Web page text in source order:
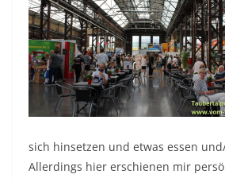
sich hinsetzen und etwas essen
Allerdings hier erschienen mir